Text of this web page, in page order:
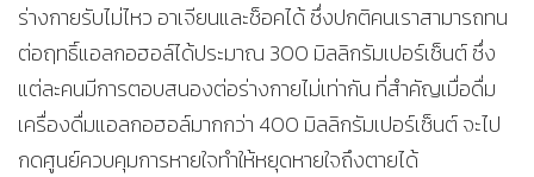
ร่างกายรับไม่ไหว อาเจียนและช็อคได้ ซึ่งปกติคนเราสามารถทน
ต่อฤทธิ์แอลกอฮอล์ได้ประมาณ 300 มิลลิกรัมเปอร์เซ็นต์ ซึ่ง
แต่ละคนมีการตอบสนองต่อร่างกายไม่เท่ากัน ที่สำคัญเมื่อดื่ม
เครื่องดื่มแอลกอฮอล์มากกว่า 400 มิลลิกรัมเปอร์เซ็นต์ จะไป
กดศูนย์ควบคุมการหายใจทำให้หยุดหายใจถึงตายได้